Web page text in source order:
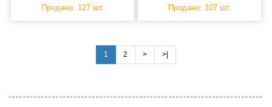
Продано: 127 шт. Продано: 107 шт.
1 2 > >|